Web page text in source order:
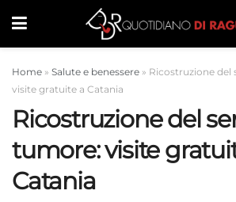
Home » Salute e benessere » Ricostruzione del
visite gratuite a Catania
Ricostruzione del
tumore: visite
Catania